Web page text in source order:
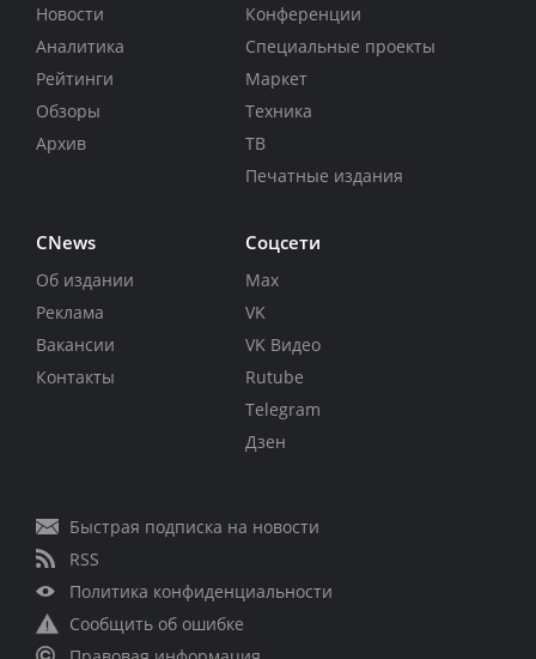
Новости
Аналитика
Рейтинги
Обзоры
Архив
Конференции
Специальные проекты
Маркет
Техника
ТВ
Печатные издания
CNews
Об издании
Реклама
Вакансии
Контакты
Соцсети
Max
VK
VK Видео
Rutube
Telegram
Дзен
Быстрая подписка на новости
RSS
Политика конфиденциальности
Сообщить об ошибке